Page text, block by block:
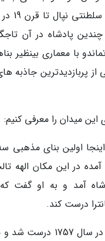
گرفته
پادشاه در آن
با معماری بینظیر
پربازدیدترین جاذبه
این میدان را معرفی کنیم:
اولین بنای مذهبی
در این مکان الهه
آمد و به او گفت
درست کند.
کوماری باهال: اینجا در